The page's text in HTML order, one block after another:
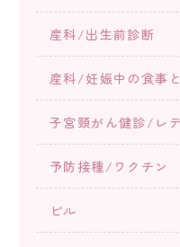
産科/出生前診断
産科/妊娠中の食事
子宮頸がん健診/レ
予防接種/ワクチン
ピル